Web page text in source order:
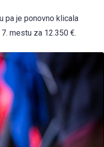
pa je ponovno klicala
mestu za 12.350 €.